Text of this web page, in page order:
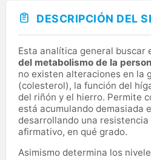
DESCRIPCIÓN DEL
Esta analítica general buscar
del metabolismo de la
no existen alteraciones en la
(colesterol), la función del
del riñón y el hierro. Permite
está acumulando demasiada
desarrollando una resistencia
afirmativo, en qué grado.
Asimismo determina los